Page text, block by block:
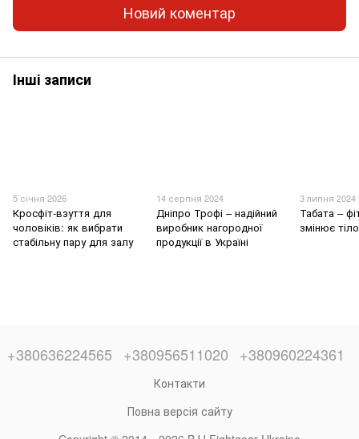
Новий коментар
Інші записи
5 січня 2026
Кросфіт-взуття для
чоловіків: як вибрати
стабільну пару для залу
14 серпня 2024
Дніпро Трофі – надійний
виробник нагородної
продукції в Україні
3 липня 2024
Табата –
змінює тіло
+380636224565 +380956511020 +380960224361
Контакти
Повна версія сайту